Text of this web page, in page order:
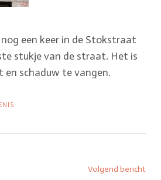
een keer in de Stokstraat
stukje van de straat. Het is
en schaduw te vangen.
Volgend bericht